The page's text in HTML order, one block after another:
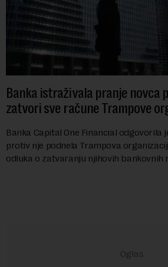
Banka istraživala pranje novca
zatvori sve račune Trampove
Banka Capital One Financial odgovorila
protiv nje podnela Trampova
odluka o zatvaranju njihovih bankovnih